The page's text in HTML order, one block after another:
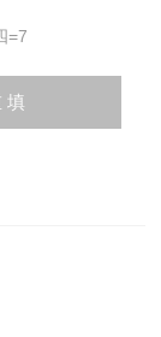
=7